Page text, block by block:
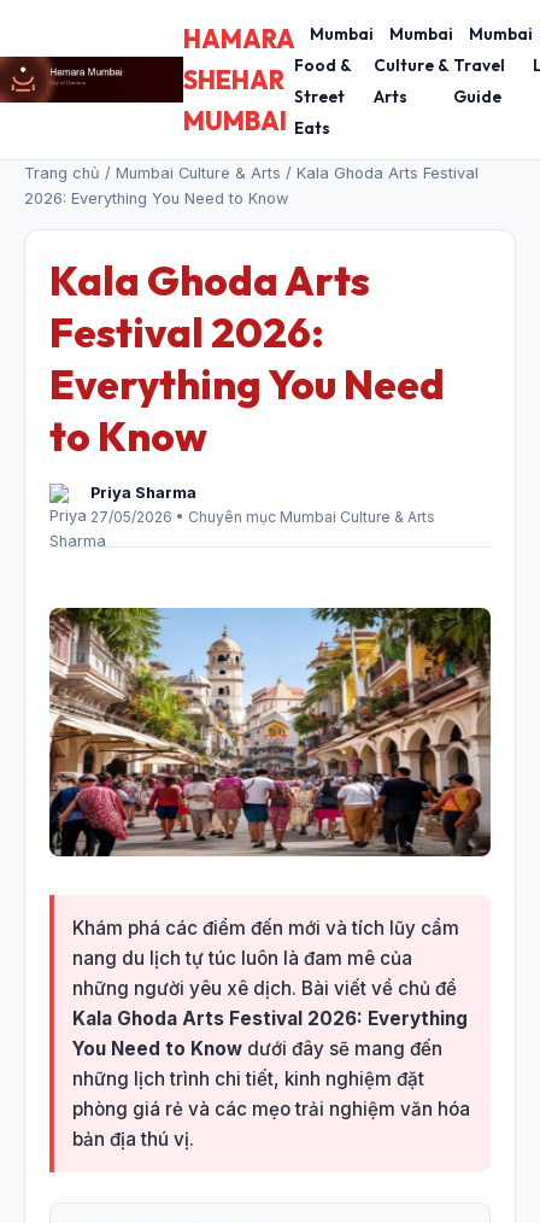
HAMARA
SHEHAR
MUMBAI
Mumbai
Food &
Street
Eats
Mumbai
Culture &
Arts
Mumbai
Travel
Guide
Trang chủ / Mumbai Culture & Arts / Kala Ghoda Arts Festival
2026: Everything You Need to Know
Kala Ghoda Arts
Festival 2026:
Everything You Need
to Know
Priya Sharma
27/05/2026 • Chuyên mục Mumbai Culture & Arts
Khám phá các điểm đến mới và tích lũy cẩm
nang du lịch tự túc luôn là đam mê của
những người yêu xê dịch. Bài viết về chủ đề
Kala Ghoda Arts Festival 2026: Everything
You Need to Know dưới đây sẽ mang đến
những lịch trình chi tiết, kinh nghiệm đặt
phòng giá rẻ và các mẹo trải nghiệm văn hóa
bản địa thú vị.